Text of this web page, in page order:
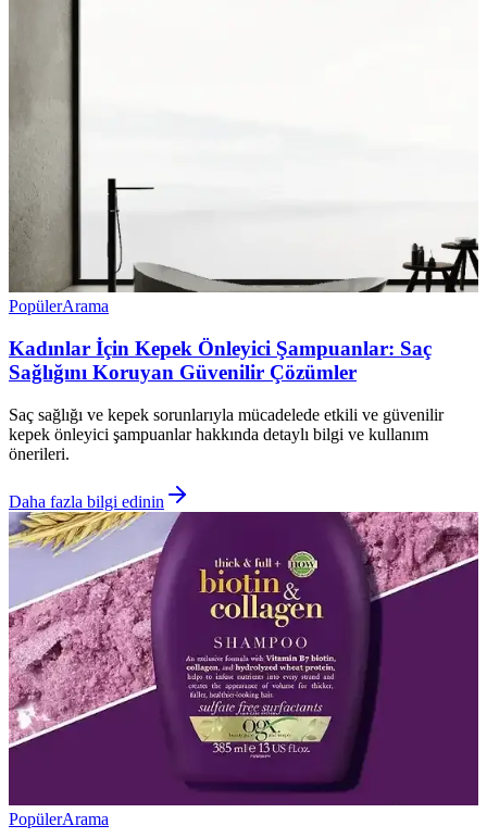
PopülerArama
Kadınlar İçin Kepek Önleyici Şampuanlar: Saç
Sağlığını Koruyan Güvenilir Çözümler
Saç sağlığı ve kepek sorunlarıyla mücadelede etkili ve güvenilir
kepek önleyici şampuanlar hakkında detaylı bilgi ve kullanım
önerileri.
Daha fazla bilgi edinin
PopülerArama